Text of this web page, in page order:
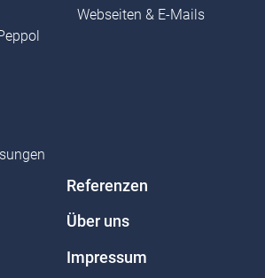
Webseiten & E-Mails
Referenzen
Über uns
Impressum